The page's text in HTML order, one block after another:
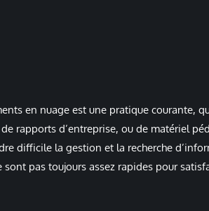
en nuage est une pratique courante,
rapports d’entreprise, ou de matériel
difficile la gestion et la recherche
pas toujours assez rapides pour